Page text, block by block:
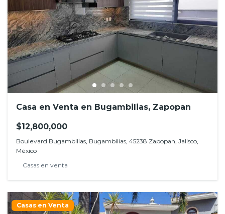
Casa en Venta en Bugambilias, Zapopan
$12,800,000
Boulevard Bugambilias, Bugambilias, 45238 Zapopan, Jalisco,
México
Casas en venta
Casas en Venta